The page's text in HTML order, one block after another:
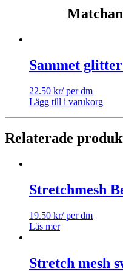
Sammet
22.50 kr/ per dm
Lägg till i varukorg
Relaterade
Stretchmesh
19.50 kr/ per dm
Läs mer
Stretch mesh